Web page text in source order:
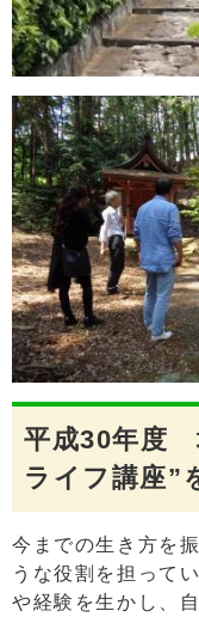
平成30年度
ライフ講座”
今までの生き方を
うな役割を担って
や経験を生かし、